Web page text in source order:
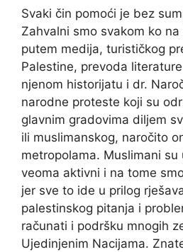
Svaki čin pomoći je bez
Zahvalni smo svakom ko
putem medija, turističkog
Palestine, prevoda
njenom historijatu i dr.
narodne proteste koji su
glavnim gradovima diljem
ili muslimanskog, naročito
metropolama. Muslimani
veoma aktivni i na tome
jer sve to ide u prilog
palestinskog pitanja i
računati i podršku mnogih
Ujedinjenim Nacijama.